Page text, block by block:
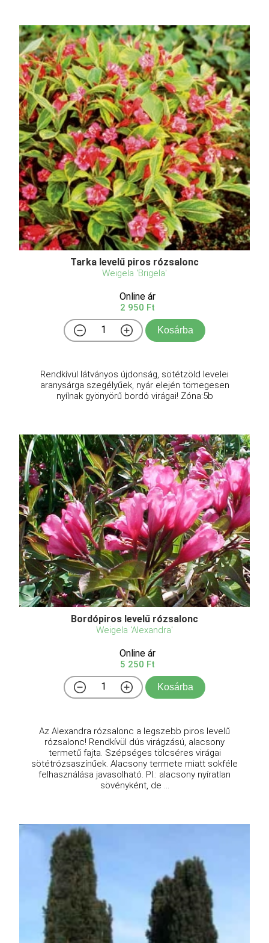
Tarka levelű piros rózsalonc
Weigela 'Brigela'
Online ár
2 950 Ft
Kosárba
Rendkívül látványos újdonság, sötétzöld levelei
aranysárga szegélyűek, nyár elején tömegesen
nyílnak gyönyörű bordó virágai! Zóna:5b
Bordópiros levelű rózsalonc
Weigela 'Alexandra'
Online ár
5 250 Ft
Kosárba
Az Alexandra rózsalonc a legszebb piros levelű
rózsalonc! Rendkívül dús virágzású, alacsony
termetű fajta. Szépséges tölcséres virágai
sötétrózsaszínűek. Alacsony termete miatt sokféle
felhasználása javasolható. Pl.: alacsony nyíratlan
sövényként, de ...